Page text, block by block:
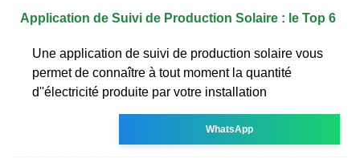
Application de Suivi de Production Solaire : le Top 6
Une application de suivi de production solaire vous
permet de connaître à tout moment la quantité
d''électricité produite par votre installation
WhatsApp